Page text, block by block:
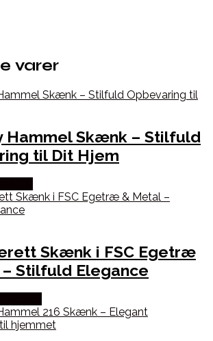
varer
Hammel Skænk – Stilfuld
til Dit Hjem
Skænk i FSC Egetræ
Stilfuld Elegance